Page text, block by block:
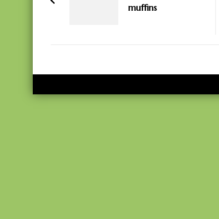
muffins